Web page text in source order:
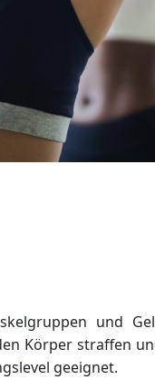
und
Körper straffen
geeignet.